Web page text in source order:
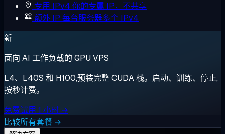
专用 IPv4 你的专属 IP，不共享
额外 IP 每台服务器多个 IPv4
新
面向 AI 工作负载的 GPU VPS
L4、L40S 和 H100,预装完整 CUDA 栈。启动、训练、停止,
按秒计费。
免费试用 1 小时 →
比较所有套餐 →